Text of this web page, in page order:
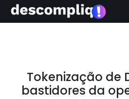
Tokenização de
bastidores da